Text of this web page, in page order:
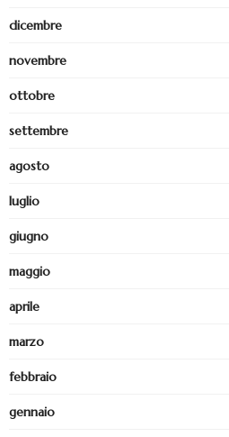
dicembre
novembre
ottobre
settembre
agosto
luglio
giugno
maggio
aprile
marzo
febbraio
gennaio